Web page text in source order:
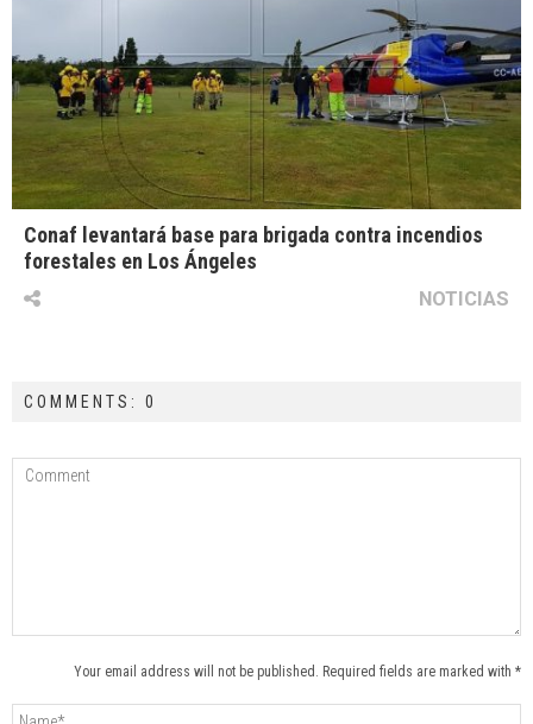
Conaf levantará base para brigada contra incendios
forestales en Los Ángeles
NOTICIAS
COMMENTS: 0
Your email address will not be published. Required fields are marked with *